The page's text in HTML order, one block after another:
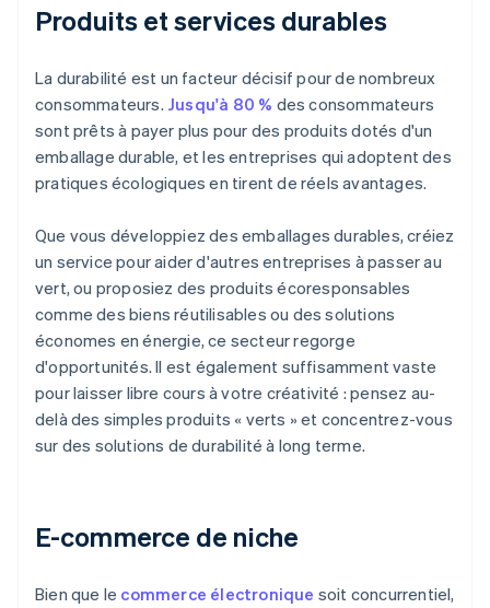
Produits et services durables
La durabilité est un facteur décisif pour de nombreux
consommateurs. Jusqu'à 80 % des consommateurs
sont prêts à payer plus pour des produits dotés d'un
emballage durable, et les entreprises qui adoptent des
pratiques écologiques en tirent de réels avantages.
Que vous développiez des emballages durables, créiez
un service pour aider d'autres entreprises à passer au
vert, ou proposiez des produits écoresponsables
comme des biens réutilisables ou des solutions
économes en énergie, ce secteur regorge
d'opportunités. Il est également suffisamment vaste
pour laisser libre cours à votre créativité : pensez au-
delà des simples produits « verts » et concentrez-vous
sur des solutions de durabilité à long terme.
E-commerce de niche
Bien que le commerce électronique soit concurrentiel,